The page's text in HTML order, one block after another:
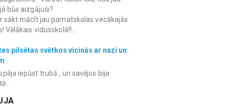
būs aizgājuši?
sākt mācīt jau pamatskolas vecākajās
Vēlākais vidusskolā!!...
pilsētas svētkos vicinās ar nazi un
iepūst trubā , un savējos bija
.